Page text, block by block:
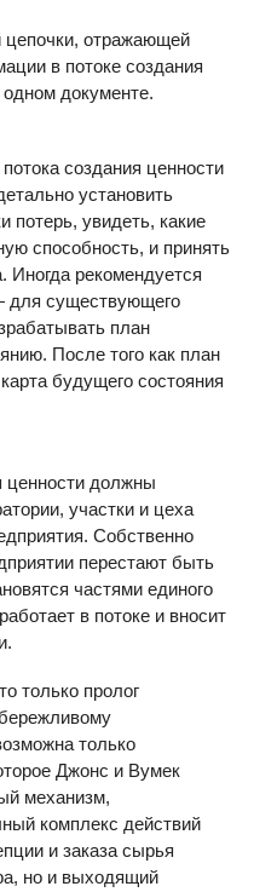
цепочки, отражающей
в потоке создания
документе.
создания ценности
установить
потерь, увидеть, какие
способность, и принять
Иногда рекомендуется
для существующего
план
После того как план
будущего состояния
ценности должны
участки и цеха
Собственно
перестают быть
частями единого
в потоке и вносит
только пролог
только
Джонс и Вумек
механизм,
комплекс действий
и заказа сырья
но и выходящий